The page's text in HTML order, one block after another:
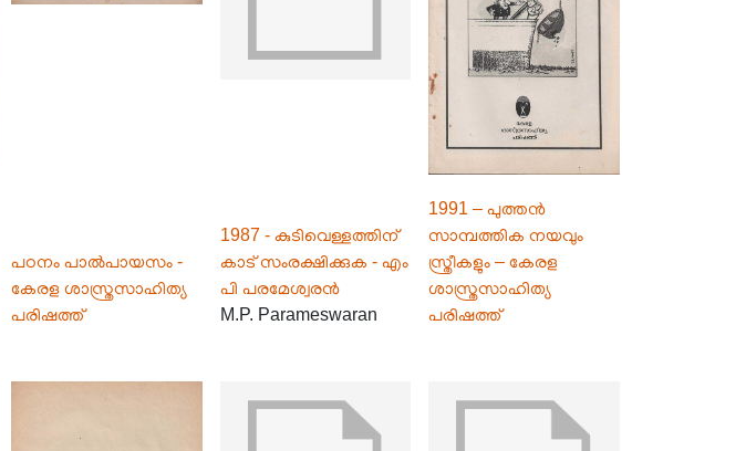
പഠനം പാൽപായസം -
കേരള ശാസ്ത്രസാഹിത്യ
പരിഷത്ത്
1987 - കുടിവെള്ളത്തിന്
കാട് സംരക്ഷിക്കുക - എം
പി പരമേശ്വരൻ
M.P. Parameswaran
1991 – പുത്തൻ
സാമ്പത്തിക നയവും
സ്ത്രീകളും – കേരള
ശാസ്ത്രസാഹിത്യ
പരിഷത്ത്